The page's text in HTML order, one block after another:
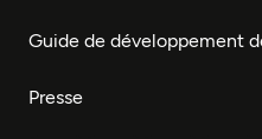
Guide de développement
Presse